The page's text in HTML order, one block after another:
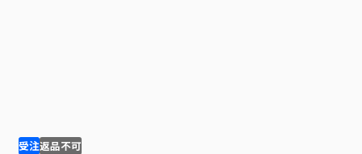
受注返品不可